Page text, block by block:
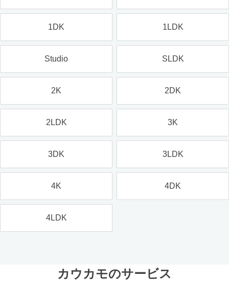
1DK 1LDK
Studio SLDK
2K 2DK
2LDK 3K
3DK 3LDK
4K 4DK
4LDK
カウカモのサービス